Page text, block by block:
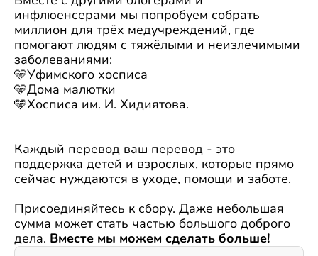
инфлюенсерами мы попробуем собрать
миллион для трёх медучреждений, где
помогают людям с тяжёлыми и неизлечимыми
заболеваниями:
🩵Уфимского хосписа
🩵Дома малютки
🩵Хосписа им. И. Хидиятова.
Каждый перевод ваш перевод - это
поддержка детей и взрослых, которые прямо
сейчас нуждаются в уходе, помощи и заботе.
Присоединяйтесь к сбору. Даже небольшая
сумма может стать частью большого доброго
дела. Вместе мы можем сделать больше!